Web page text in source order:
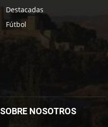
Destacadas
Fútbol
SOBRE NOSOTROS